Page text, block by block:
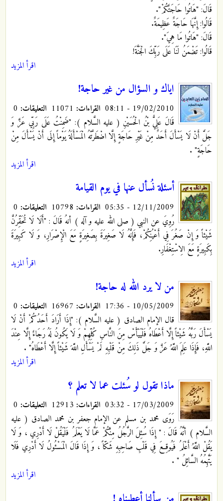
قَالَ: "هَاتُوا حَاجَتَكُمْ".
قَالُوا: إِنَّهَا حَاجَةٌ عَظِيمَةٌ.
قَالَ: "هَاتُوا مَا هِيَ".
قَالُوا: تَضْمَنُ لَنَا عَلَى رَبِّكَ الْجَنَّةَ!
اقرأ المزيد
اياك و السؤال من غير حاجة!
19/02/2010 - 08:11 القراءات: التعليقات:
قَالَ عَلِيُّ بْنُ الْحُسَيْنِ ( عليه السَّلام ): "ضَمِنْتُ عَلَى رَبِّي عَزَّ وَ
جَلَّ أَنْ لَا يَسْأَلَ أَحَدٌ مِنْ غَيْرِ حَاجَةٍ إِلَّا اضْطَرَّتْهُ الْمَسْأَلَةُ يَوْماً إِلَى أَنْ يَسْأَلَ مِنْ
حَاجَةٍ" .
اقرأ المزيد
أسئلة نُسأل عنها في يوم القيامة
12/11/2009 - 05:35 القراءات: التعليقات:
رُوِيَ عن النبي ( صلى الله عليه و آله ) أنهُ قَالَ : "أَلَا لَا تُحَقِّرُنَّ
شَيْئاً وَ إِنْ صَغُرَ فِي أَعْيُنِكُمْ، فَإِنَّهُ لَا صَغِيرَةَ بِصَغِيرَةٍ مَعَ الْإِصْرَارِ، وَ لَا كَبِيرَةَ
بِكَبِيرَةٍ مَعَ الِاسْتِغْفَارِ.
اقرأ المزيد
من لا يرد الله له حاجة!
10/05/2009 - 17:36 القراءات: التعليقات:
قال الإمام الصادق ( عليه السَّلام ): "إِذَا أَرَادَ أَحَدُكُمْ أَنْ لَا
يَسْأَلَ رَبَّهُ شَيْئاً إِلَّا أَعْطَاهُ فَلْيَيْأَسْ مِنَ النَّاسِ كُلِّهِمْ وَ لَا يَكُونُ لَهُ رَجَاءٌ إِلَّا عِنْدَ
اللَّهِ، فَإِذَا عَلِمَ اللَّهُ عَزَّ وَ جَلَّ ذَلِكَ مِنْ قَلْبِهِ لَمْ يَسْأَلِ اللَّهَ شَيْئاً إِلَّا أَعْطَاهُ" .
اقرأ المزيد
ماذا تقول لو سُئلت عما لا تعلم ؟
17/03/2009 - 03:32 القراءات: التعليقات:
رَوَى محمد بن مسلم عن الإمام جعفر بن محمد الصادق ( عليه
السَّلام ) أنَّهُ قَالَ : " إِذَا سُئِلَ الرَّجُلُ مِنْكُمْ عَمَّا لَا يَعْلَمُ فَلْيَقُلْ لَا أَدْرِي ، وَ لَا
يَقُلْ اللَّهُ أَعْلَمُ فَيُوقِعَ فِي قَلْبِ صَاحِبِهِ شَكّاً ، وَ إِذَا قَالَ الْمَسْئُولُ لَا أَدْرِي فَلَا
يَتَّهِمُهُ السَّائِلُ " .
اقرأ المزيد